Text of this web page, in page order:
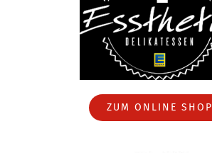
ZUM ONLINE SHOP